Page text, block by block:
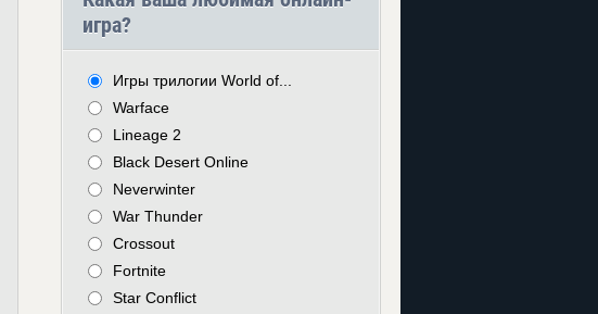
игра?
Игры трилогии World of...
Warface
Lineage 2
Black Desert Online
Neverwinter
War Thunder
Crossout
Fortnite
Star Conflict